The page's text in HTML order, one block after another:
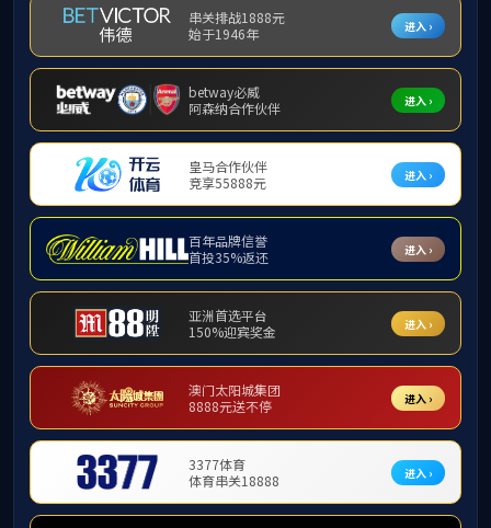
校外导师名单
3044永利集
技术